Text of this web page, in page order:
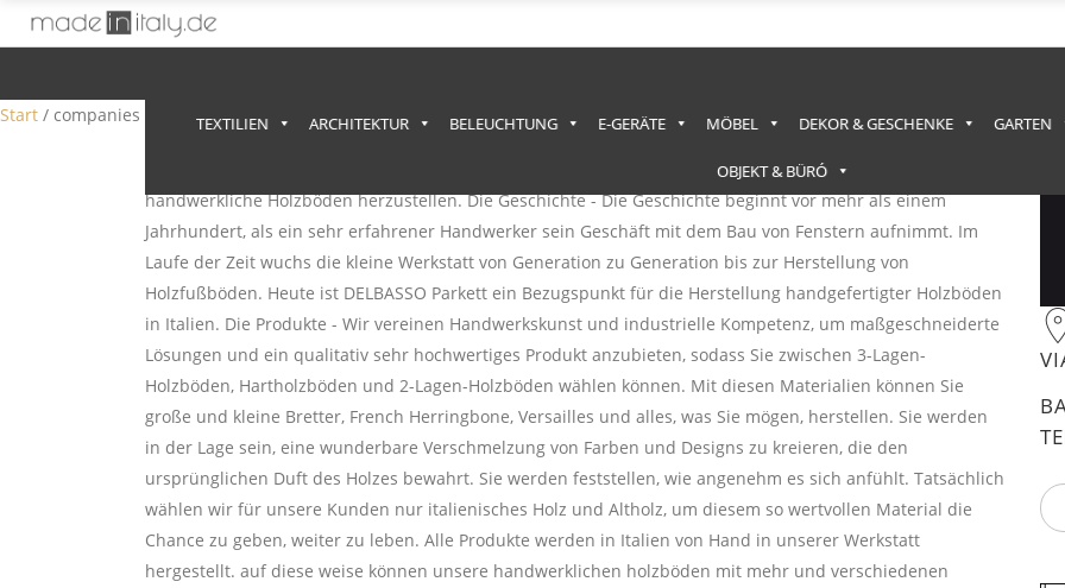
Anzeige
TEXTILIEN ARCHITEKTUR BELEUCHTUNG E-GERÄTE MÖBEL DEKOR & GESCHENKE GARTEN
OBJEKT & BÜRÓ
Start / companies / Delbasso Parquet
DELBASSO-Parkett ist ein Familienunternehmen, das seit drei Generationen Holz bearbeitet, um
handwerkliche Holzböden herzustellen. Die Geschichte - Die Geschichte beginnt vor mehr als einem
Jahrhundert, als ein sehr erfahrener Handwerker sein Geschäft mit dem Bau von Fenstern aufnimmt. Im
Laufe der Zeit wuchs die kleine Werkstatt von Generation zu Generation bis zur Herstellung von
Holzfußböden. Heute ist DELBASSO Parkett ein Bezugspunkt für die Herstellung handgefertigter Holzböden
in Italien. Die Produkte - Wir vereinen Handwerkskunst und industrielle Kompetenz, um maßgeschneiderte
Lösungen und ein qualitativ sehr hochwertiges Produkt anzubieten, sodass Sie zwischen 3-Lagen-
Holzböden, Hartholzböden und 2-Lagen-Holzböden wählen können. Mit diesen Materialien können Sie
große und kleine Bretter, French Herringbone, Versailles und alles, was Sie mögen, herstellen. Sie werden
in der Lage sein, eine wunderbare Verschmelzung von Farben und Designs zu kreieren, die den
ursprünglichen Duft des Holzes bewahrt. Sie werden feststellen, wie angenehm es sich anfühlt. Tatsächlich
wählen wir für unsere Kunden nur italienisches Holz und Altholz, um diesem so wertvollen Material die
Chance zu geben, weiter zu leben. Alle Produkte werden in Italien von Hand in unserer Werkstatt
hergestellt. auf diese weise können unsere handwerklichen holzböden mit mehr und verschiedenen